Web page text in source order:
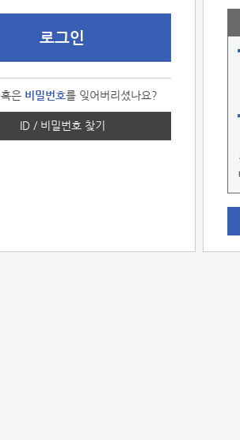
혹은 비밀번호를 잊어버리셨나요?
ID / 비밀번호 찾기